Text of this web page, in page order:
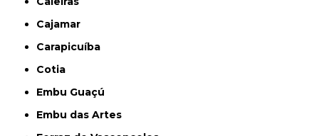
Cajamar
Carapicuíba
Cotia
Embu Guaçú
Embu das Artes